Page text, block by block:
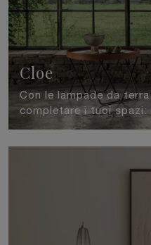
Cloe
Con le lampade da
completare i tuoi spazi: